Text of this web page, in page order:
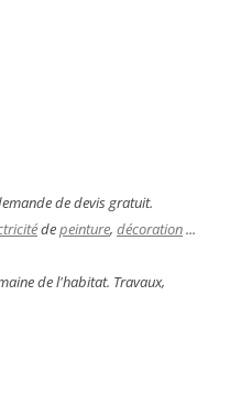
de devis gratuit.
depeinture, décoration...
de l'habitat. Travaux,